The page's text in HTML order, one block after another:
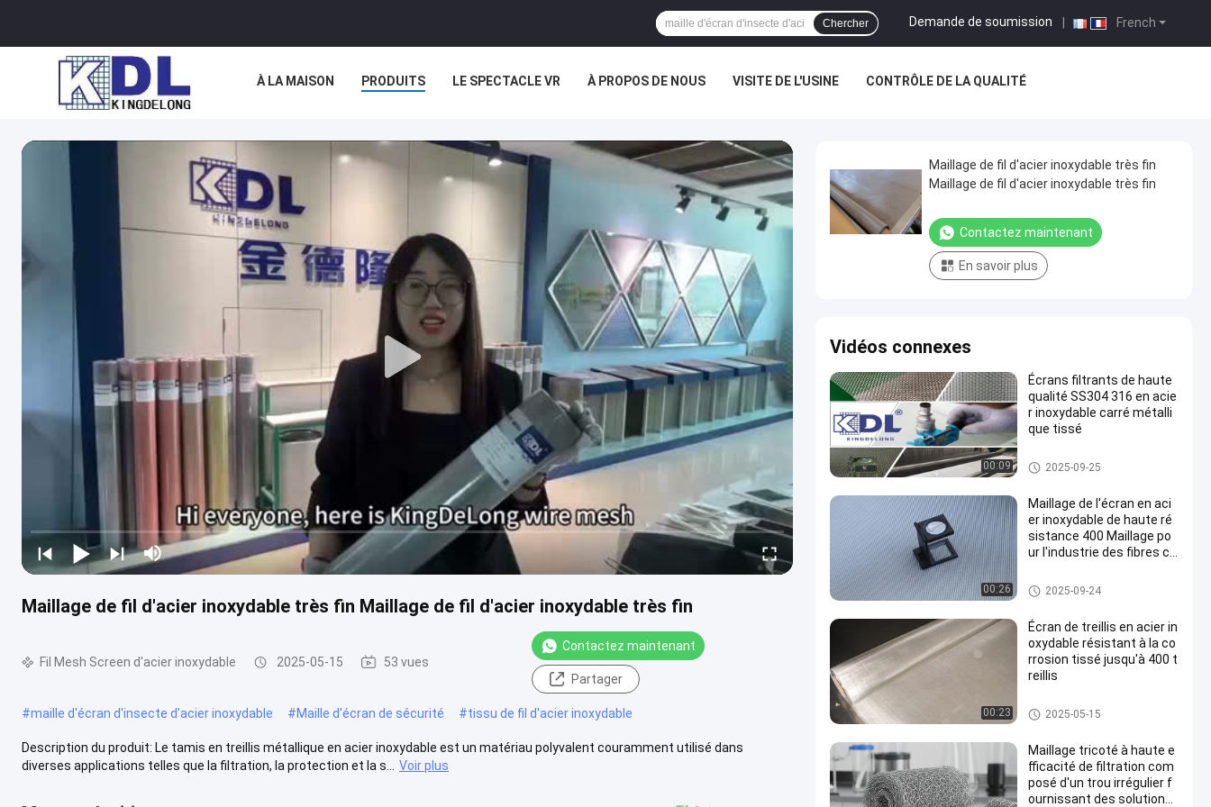
French
Demande de soumission
Chercher
À LA MAISON PRODUITS LE SPECTACLE VR À PROPOS DE NOUS VISITE DE L'USINE CONTRÔLE DE LA QUALITÉ
Maillage de fil d'acier inoxydable très fin Maillage de fil d'acier inoxydable très fin
Fil Mesh Screen d'acier inoxydable 2025-05-15 53 vues
Contactez maintenant
Partager
#maille d'écran d'insecte d'acier inoxydable #Maille d'écran de sécurité #tissu de fil d'acier inoxydable
Description du produit: Le tamis en treillis métallique en acier inoxydable est un matériau polyvalent couramment utilisé dans
diverses applications telles que la filtration, la protection et la s...
Voir plus
Maillage de fil d'acier inoxydable très fin
Maillage de fil d'acier inoxydable très fin
Contactez maintenant
En savoir plus
Vidéos connexes
00:09
Écrans filtrants de haute
qualité SS304 316 en acie
r inoxydable carré métalli
que tissé
Fil Mesh Screen d'acier inoxyd
able
2025-09-25
00:26
Maillage de l'écran en aci
er inoxydable de haute ré
sistance 400 Maillage po
ur l'industrie des fibres ch
Fil Mesh Screen d'acier inoxyd
able
2025-09-24
00:23
Écran de treillis en acier in
oxydable résistant à la co
rrosion tissé jusqu'à 400 t
reillis
Fil Mesh Screen d'acier inoxyd
able
2025-05-15
Maillage tricoté à haute e
fficacité de filtration com
posé d'un trou irrégulier f
ournissant des solutions